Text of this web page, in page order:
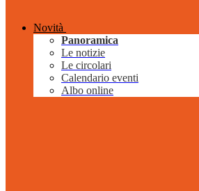
Novità
Panoramica
Le notizie
Le circolari
Calendario eventi
Albo online